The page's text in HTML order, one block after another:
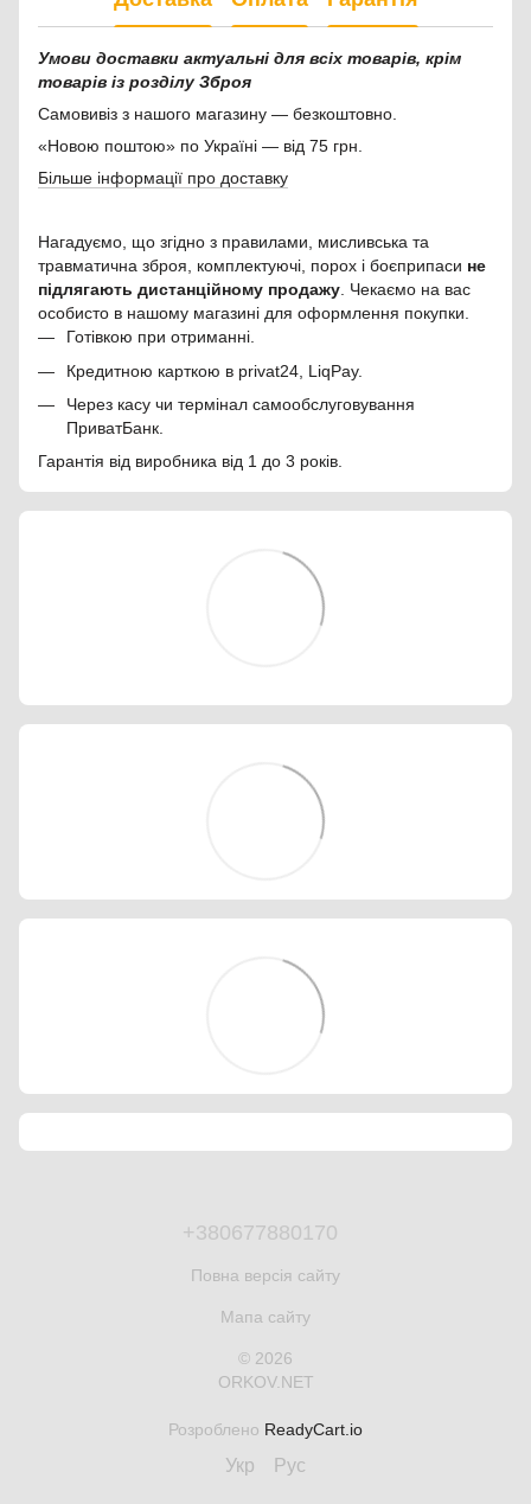
Умови доставки актуальні для всіх товарів, крім
товарів із розділу Зброя
Самовивіз з нашого магазину — безкоштовно.
«Новою поштою» по Україні — від 75 грн.
Більше інформації про доставку
Нагадуємо, що згідно з правилами, мисливська та
травматична зброя, комплектуючі, порох і боєприпаси не
підлягають дистанційному продажу . Чекаємо на вас
особисто в нашому магазині для оформлення покупки.
Готівкою при отриманні.
Кредитною карткою в privat24, LiqPay.
Через касу чи термінал самообслуговування
ПриватБанк.
Гарантія від виробника від 1 до 3 років.
+380677880170
Повна версія сайту
Мапа сайту
© 2026
ORKOV.NET
Розроблено ReadyCart.io
Укр Рус